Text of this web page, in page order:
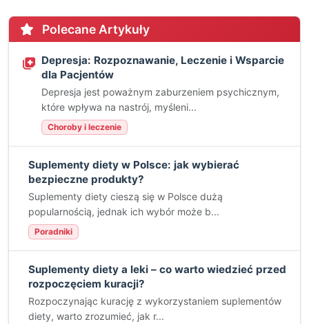
Polecane Artykuły
Depresja: Rozpoznawanie, Leczenie i Wsparcie
dla Pacjentów
Depresja jest poważnym zaburzeniem psychicznym,
które wpływa na nastrój, myśleni...
Choroby i leczenie
Suplementy diety w Polsce: jak wybierać
bezpieczne produkty?
Suplementy diety cieszą się w Polsce dużą
popularnością, jednak ich wybór może b...
Poradniki
Suplementy diety a leki – co warto wiedzieć przed
rozpoczęciem kuracji?
Rozpoczynając kurację z wykorzystaniem suplementów
diety, warto zrozumieć, jak r...